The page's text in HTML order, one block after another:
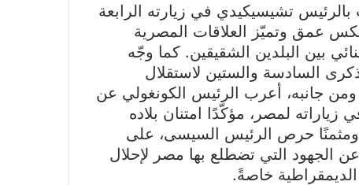
تشيسيكيدي في زيارته الرابعة
عمق وتميّز العلاقات المصرية
بين البلدين الشقيقين. كما وجّه
السادسة والستين لاستقلال
ومن جانبه، أعرب الرئيس الكونغولي عن
زياراته لمصر، مؤكّدًا امتنان بلاده
حرص الرئيس السيسى، على
الجهود التي تضطلع بها مصر لإحلال
الديمقراطية خاصةً.